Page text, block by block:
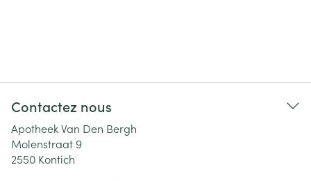
Contactez nous
Apotheek Van Den Bergh
Molenstraat 9
2550 Kontich